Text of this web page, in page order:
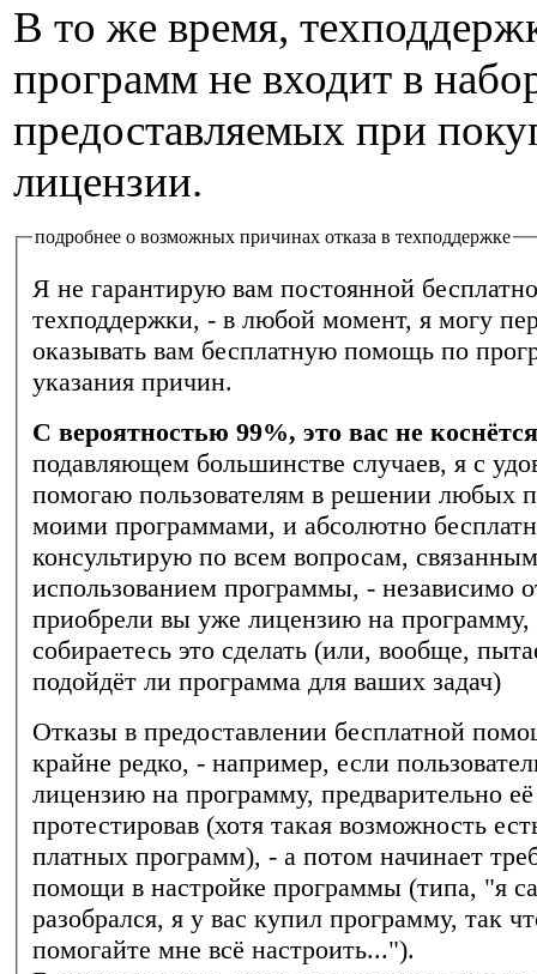
В то же время,
программ не входит в
предоставляемых при
лицензии.
подробнее о возможных причинах отказа в техподдержке
Я не гарантирую вам постоянной
техподдержки, - в любой момент, я могу
оказывать вам бесплатную помощь по
указания причин.
С вероятностью 99%, это вас не коснётся
подавляющем большинстве случаев, я с
помогаю пользователям в решении любых
моими программами, и абсолютно
консультирую по всем вопросам,
использованием программы, - независимо
приобрели вы уже лицензию на программу,
собираетесь это сделать (или, вообще,
подойдёт ли программа для ваших задач)
Отказы в предоставлении бесплатной
крайне редко, - например, если
лицензию на программу, предварительно
протестировав (хотя такая возможность
платных программ), - а потом начинает
помощи в настройке программы (типа, "я
разобрался, я у вас купил программу, так
помогайте мне всё настроить...").